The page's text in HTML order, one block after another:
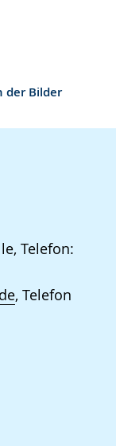
der Bilder
Telefon:
, Telefon